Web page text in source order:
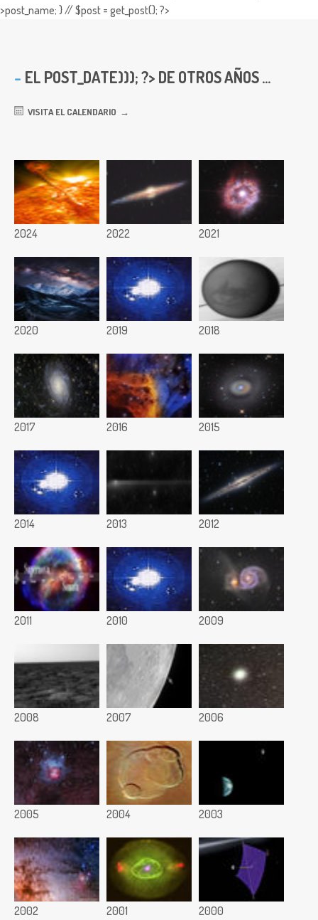
>post_name; } // $post = get_post(); ?>
EL POST_DATE))); ?> DE OTROS AÑOS ...
VISITA EL CALENDARIO
2024 2022 2021
2020 2019 2018
2017 2016 2015
2014 2013 2012
2011 2010 2009
2008 2007 2006
2005 2004 2003
2002 2001 2000